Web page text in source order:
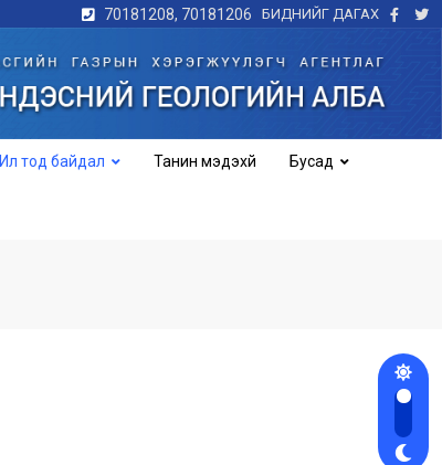
70181208, 70181206 БИДНИЙГ ДАГАХ
Ил тод байдал Танин мэдэхүй Бусад